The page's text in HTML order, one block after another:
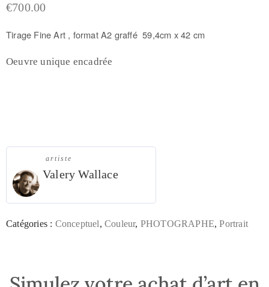
€700.00
Tirage Fine Art , format A2 graffé 59,4cm x 42 cm
Oeuvre unique encadrée
artiste
Valery Wallace
Catégories : Conceptuel,Couleur, PHOTOGRAPHE,Portrait